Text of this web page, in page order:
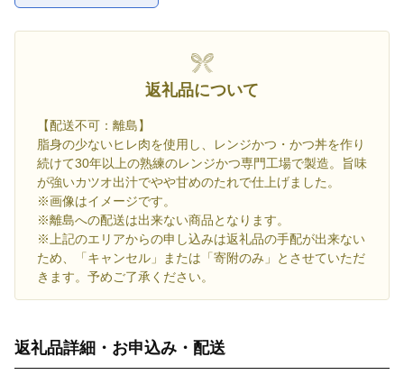
返礼品について
【配送不可：離島】
脂身の少ないヒレ肉を使用し、レンジかつ・かつ丼を作り
続けて30年以上の熟練のレンジかつ専門工場で製造。旨味
が強いカツオ出汁でやや甘めのたれで仕上げました。
※画像はイメージです。
※離島への配送は出来ない商品となります。
※上記のエリアからの申し込みは返礼品の手配が出来ない
ため、「キャンセル」または「寄附のみ」とさせていただ
きます。予めご了承ください。
返礼品詳細・お申込み・配送